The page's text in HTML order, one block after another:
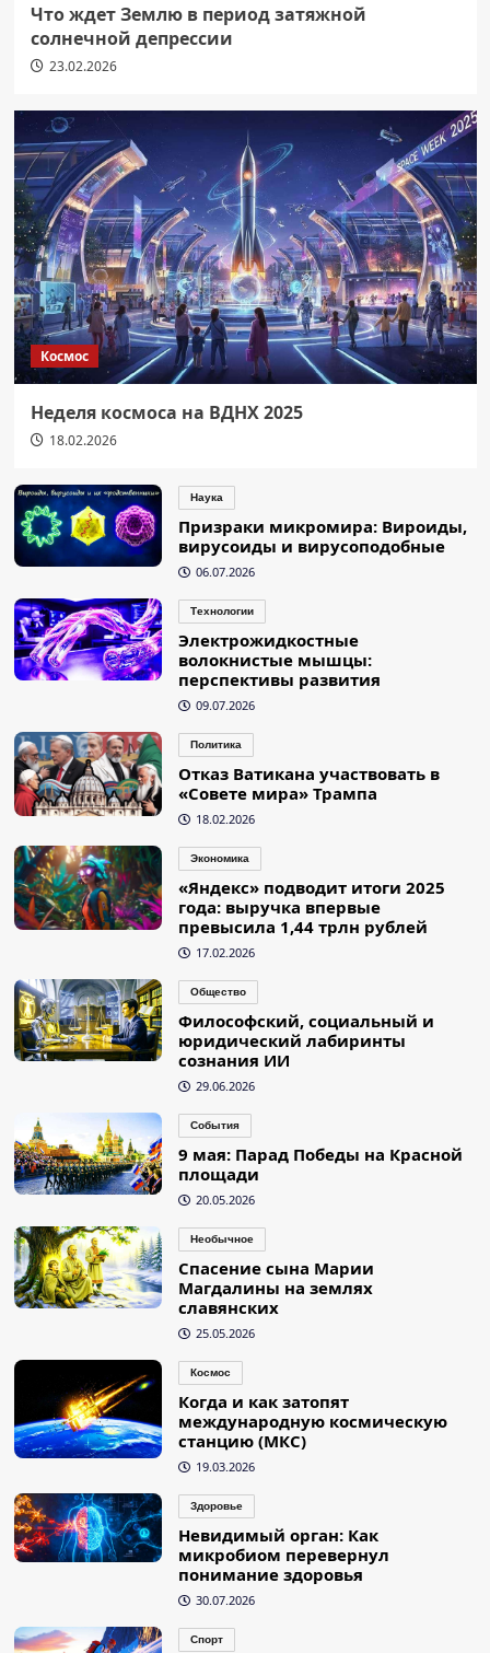
Что ждет Землю в период затяжной
солнечной депрессии
23.02.2026
Космос
Неделя космоса на ВДНХ 2025
18.02.2026
Наука
Призраки микромира: Вироиды,
вирусоиды и вирусоподобные
06.07.2026
Технологии
Электрожидкостные
волокнистые мышцы:
перспективы развития
09.07.2026
Политика
Отказ Ватикана участвовать в
«Совете мира» Трампа
18.02.2026
Экономика
«Яндекс» подводит итоги 2025
года: выручка впервые
превысила 1,44 трлн рублей
17.02.2026
Общество
Философский, социальный и
юридический лабиринты
сознания ИИ
29.06.2026
События
9 мая: Парад Победы на Красной
площади
20.05.2026
Необычное
Спасение сына Марии
Магдалины на землях
славянских
25.05.2026
Космос
Когда и как затопят
международную космическую
станцию (МКС)
19.03.2026
Здоровье
Невидимый орган: Как
микробиом перевернул
понимание здоровья
30.07.2026
Спорт